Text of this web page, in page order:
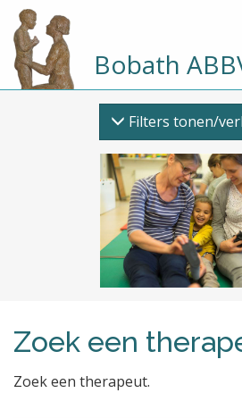
Bobath
Filters tonen/
Zoek een
Zoek een therapeut.